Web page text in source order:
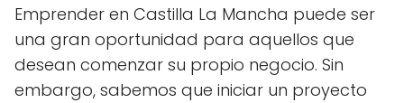
Emprender en Castilla La Mancha puede ser
una gran oportunidad para aquellos que
desean comenzar su propio negocio. Sin
embargo, sabemos que iniciar un proyecto